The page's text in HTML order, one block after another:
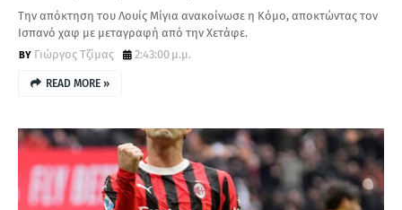
Την απόκτηση του Λουίς Μίγια ανακοίνωσε η Κόμο, αποκτώντας τον
Ισπανό χαφ με μεταγραφή από την Χετάφε.
Γιώργος Τζίμας
2:43:00 μ.μ.
READ MORE »